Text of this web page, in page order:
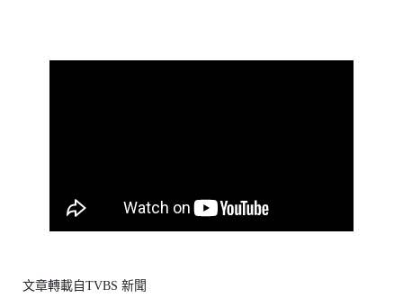
文章轉載自 TVBS 新聞